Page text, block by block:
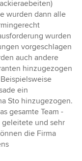
wurden dann alle
wurden
vorgeschlagen
auch andere
hinzugezogen
ein
Sto hinzugezogen.
gesamte Team -
und sehr
die Firma